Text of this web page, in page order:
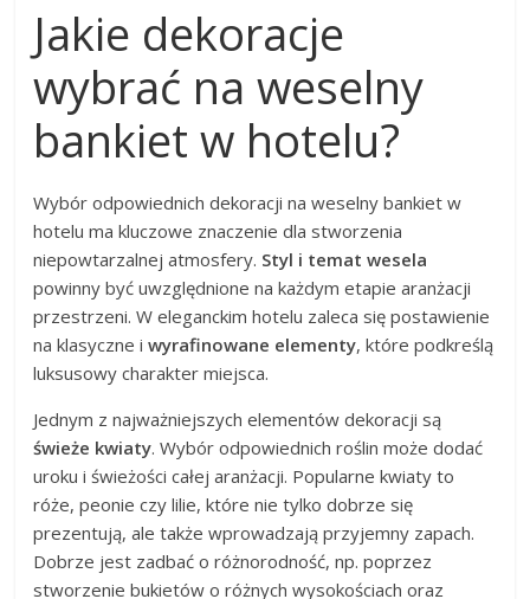
Jakie dekoracje
wybrać na weselny
bankiet w hotelu?
Wybór odpowiednich dekoracji na weselny bankiet w
hotelu ma kluczowe znaczenie dla stworzenia
niepowtarzalnej atmosfery. Styl i temat wesela
powinny być uwzględnione na każdym etapie aranżacji
przestrzeni. W eleganckim hotelu zaleca się postawienie
na klasyczne iwyrafinowane elementy, które podkreślą
luksusowy charakter miejsca.
Jednym z najważniejszych elementów dekoracji są
świeże kwiaty. Wybór odpowiednich roślin może dodać
uroku i świeżości całej aranżacji. Popularne kwiaty to
róże, peonie czy lilie, które nie tylko dobrze się
prezentują, ale także wprowadzają przyjemny zapach.
Dobrze jest zadbać o różnorodność, np. poprzez
stworzenie bukietów o różnych wysokościach oraz